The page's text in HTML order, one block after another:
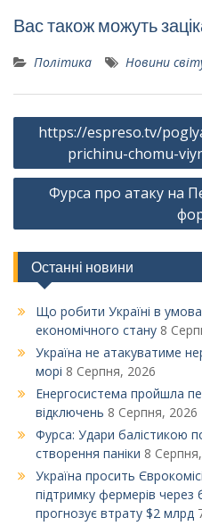
Вас також можуть
Політика Новини
Навігація
записів
https://espreso.tv/
prichinu-chomu-
Фурса про атаку на
Останні новини
Що робити Україні в
економічного стану 8
Україна не атакуватиме
морі 8 Серпня, 2026
Енергосистема пройшла
відключень 8 Серпня, 2026
Фурса: Удари балістикою
створення паніки 8
Україна просить
підтримку фермерів через
прогнозує втрату $2 млрд